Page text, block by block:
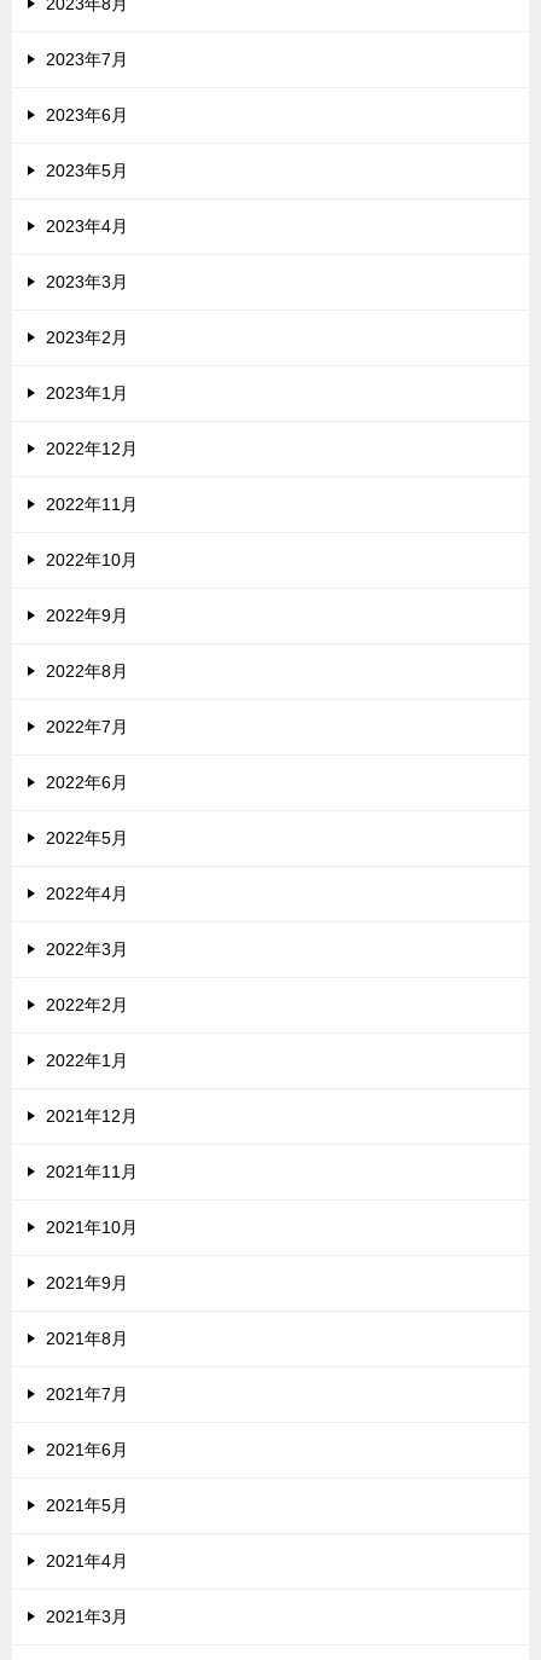
2023年7月
2023年6月
2023年5月
2023年4月
2023年3月
2023年2月
2023年1月
2022年12月
2022年11月
2022年10月
2022年9月
2022年8月
2022年7月
2022年6月
2022年5月
2022年4月
2022年3月
2022年2月
2022年1月
2021年12月
2021年11月
2021年10月
2021年9月
2021年8月
2021年7月
2021年6月
2021年5月
2021年4月
2021年3月